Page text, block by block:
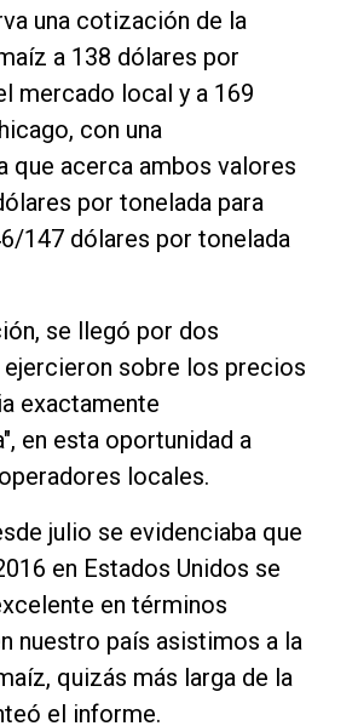
una cotización de la
a 138 dólares por
mercado local y a 169
con una
que acerca ambos valores
por tonelada para
147 dólares por tonelada
se llegó por dos
sobre los precios
exactamente
en esta oportunidad a
locales.
julio se evidenciaba que
en Estados Unidos se
en términos
nuestro país asistimos a la
quizás más larga de la
el informe.